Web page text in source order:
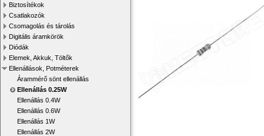
Biztosítékok
Csatlakozók
Csomagolás és tárolás
Digitális áramkörök
Diódák
Elemek, Akkuk, Töltők
Ellenállások, Potméterek
Árammérő sönt ellenállás
Ellenállás 0.25W
Ellenállás 0.4W
Ellenállás 0.6W
Ellenállás 1W
Ellenállás 2W